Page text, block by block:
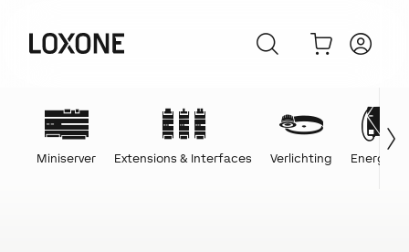
Miniserver Extensions & Interfaces Verlichting Energie